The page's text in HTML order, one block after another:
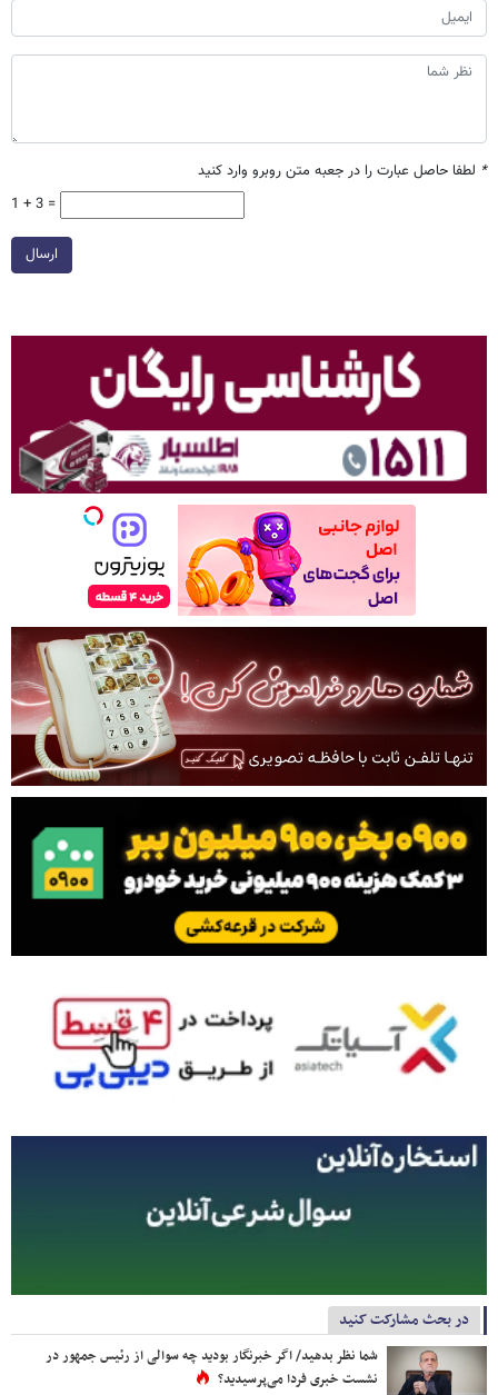
* لطفا حاصل عبارت را در جعبه متن روبرو وارد کنید
1 + 3 =
ارسال
در بحث مشارکت کنید
شما نظر بدهید/ اگر خبرنگار بودید چه سوالی از رئیس جمهور در
نشست خبری فردا می‌پرسیدید؟